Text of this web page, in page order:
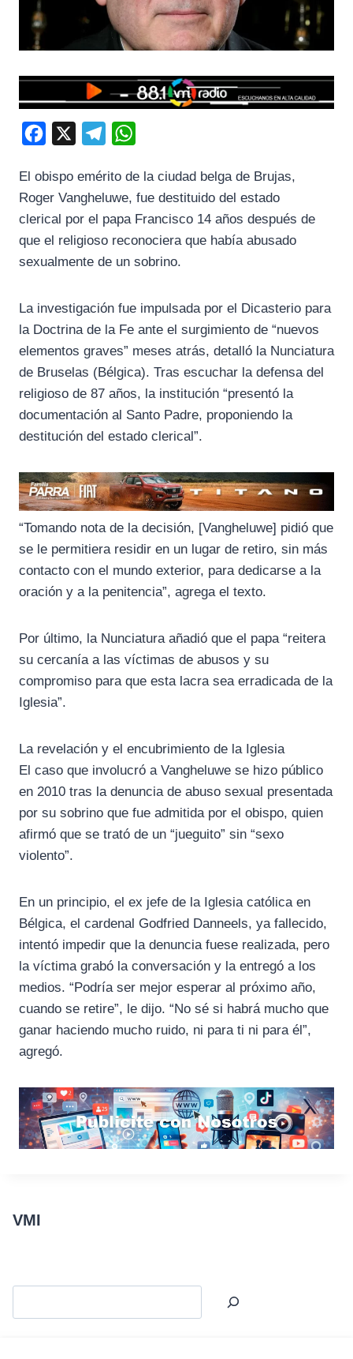
c
e
b
l
e
g
a
t
s
El obispo emérito de la ciudad belga de Brujas,
Roger Vangheluwe, fue destituido del estado
clerical por el papa Francisco 14 años después de
que el religioso reconociera que había abusado
sexualmente de un sobrino.
La investigación fue impulsada por el Dicasterio para
la Doctrina de la Fe ante el surgimiento de “nuevos
elementos graves” meses atrás, detalló la Nunciatura
de Bruselas (Bélgica). Tras escuchar la defensa del
religioso de 87 años, la institución “presentó la
documentación al Santo Padre, proponiendo la
destitución del estado clerical”.
“Tomando nota de la decisión, [Vangheluwe] pidió que
se le permitiera residir en un lugar de retiro, sin más
contacto con el mundo exterior, para dedicarse a la
oración y a la penitencia”, agrega el texto.
Por último, la Nunciatura añadió que el papa “reitera
su cercanía a las víctimas de abusos y su
compromiso para que esta lacra sea erradicada de la
Iglesia”.
La revelación y el encubrimiento de la Iglesia
El caso que involucró a Vangheluwe se hizo público
en 2010 tras la denuncia de abuso sexual presentada
por su sobrino que fue admitida por el obispo, quien
afirmó que se trató de un “jueguito” sin “sexo
violento”.
En un principio, el ex jefe de la Iglesia católica en
Bélgica, el cardenal Godfried Danneels, ya fallecido,
intentó impedir que la denuncia fuese realizada, pero
la víctima grabó la conversación y la entregó a los
medios. “Podría ser mejor esperar al próximo año,
cuando se retire”, le dijo. “No sé si habrá mucho que
ganar haciendo mucho ruido, ni para ti ni para él”,
agregó.
VMI